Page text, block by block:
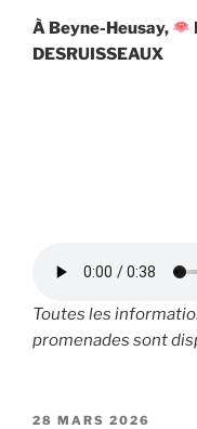
À Beyne-Heusay,
DESRUISSEAUX
Toutes les
promenades sont
PUBLIÉ
28 MARS 2026